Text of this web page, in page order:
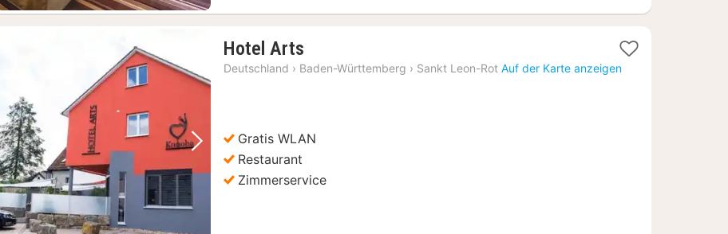
Vorheriges Bild Nächstes Bild
Hotel Arts
Nacht
Deutschland › Baden-Württemberg › Sankt Leon-Rot Auf der Karte anzeigen
Gratis WLAN
Restaurant
Zimmerservice